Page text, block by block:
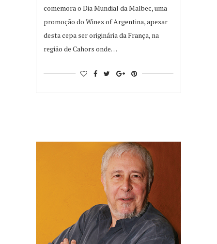
comemora o Dia Mundial da Malbec, uma
promoção do Wines of Argentina, apesar
desta cepa ser originária da França, na
região de Cahors onde…